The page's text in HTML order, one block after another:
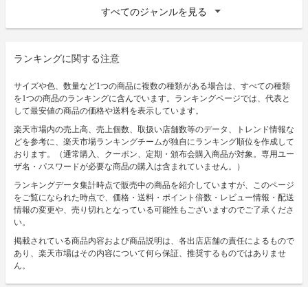
すべてのジャンルを見る
ランキングに関する注意
サイズや色、数量など1つの商品に複数の種類がある場合は、すべての種類
を1つの商品のランキングに含んでいます。ランキングページでは、代表と
して最安値の商品の価格や送料を表示しています。
楽天市場内の売上高、売上個数、取扱い店舗数等のデータ、トレンド情報な
どを参考に、楽天市場ランキングチームが独自にランキング順位を作成して
おります。（通常購入、クーポン、定期・頒布会購入商品が対象。専用ユー
ザ名・パスワードが必要な商品の購入は含まれていません。）
ランキングデータ集計時点で販売中の商品を紹介していますが、このページ
をご覧になられた時点で、価格・送料・ポイント倍数・レビュー情報・配送
情報の変更や、売り切れとなっている可能性もございますのでご了承くださ
い。
掲載されている商品内容および商品説明は、各出店店舗の責任によるもので
あり、楽天市場はその内容について何ら保証、推奨するものではありませ
ん。